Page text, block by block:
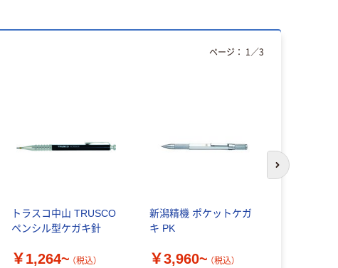
トラスコ中山 TRUSCO
ペンシル型ケガキ針
￥1,264~ （税込）
新潟精機 ポケットケガ
キ PK
￥3,960~ （税込）
ページ： 1 ／3
次のスライド